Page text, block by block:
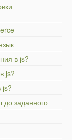
в js?
js?
js?
заданного